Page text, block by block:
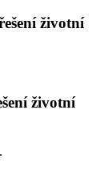
životní
životní